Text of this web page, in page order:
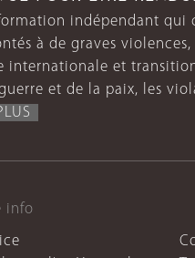
indépendant qui
à de graves
et
et de la paix, les
info